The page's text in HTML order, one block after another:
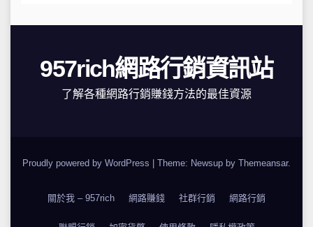
957rich網路行銷資訊站
了解各種網路行銷賺錢方法的最佳資源
Proudly powered by WordPress Theme: Newsup by Themeansar.
關於我 – 957rich 網路賺錢 社群行銷 網路行銷